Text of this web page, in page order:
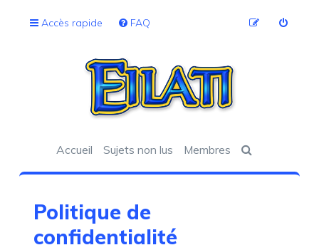
Accès rapide FAQ
Accueil Sujets non lus Membres
Politique de
confidentialité